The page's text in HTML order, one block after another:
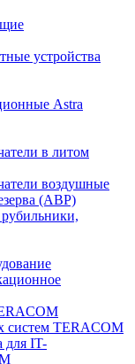
устройства
Astra
в литом
воздушные
(АВР)
систем TERACOM
для IT-